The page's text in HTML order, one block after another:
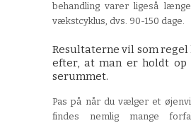
behandling varer ligeså
vækstcyklus, dvs. 90-150 dage.
Resultaterne vil som regel
efter, at man er holdt op
serummet.
Pas på når du vælger et
findes nemlig mange